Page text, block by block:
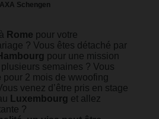
Schengen
Rome pour votre
? Vous êtes détaché par
pour une mission
semaines ? Vous
pour 2 mois de wwoofing
venez d’être pris en stage
Luxembourg et allez
?